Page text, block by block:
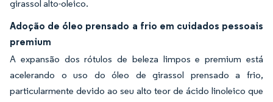
girassol alto-oleico.
Adoção de óleo prensado a frio em cuidados pessoais
premium
A expansão dos rótulos de beleza limpos e premium está
acelerando o uso do óleo de girassol prensado a frio,
particularmente devido ao seu alto teor de ácido linoleico que